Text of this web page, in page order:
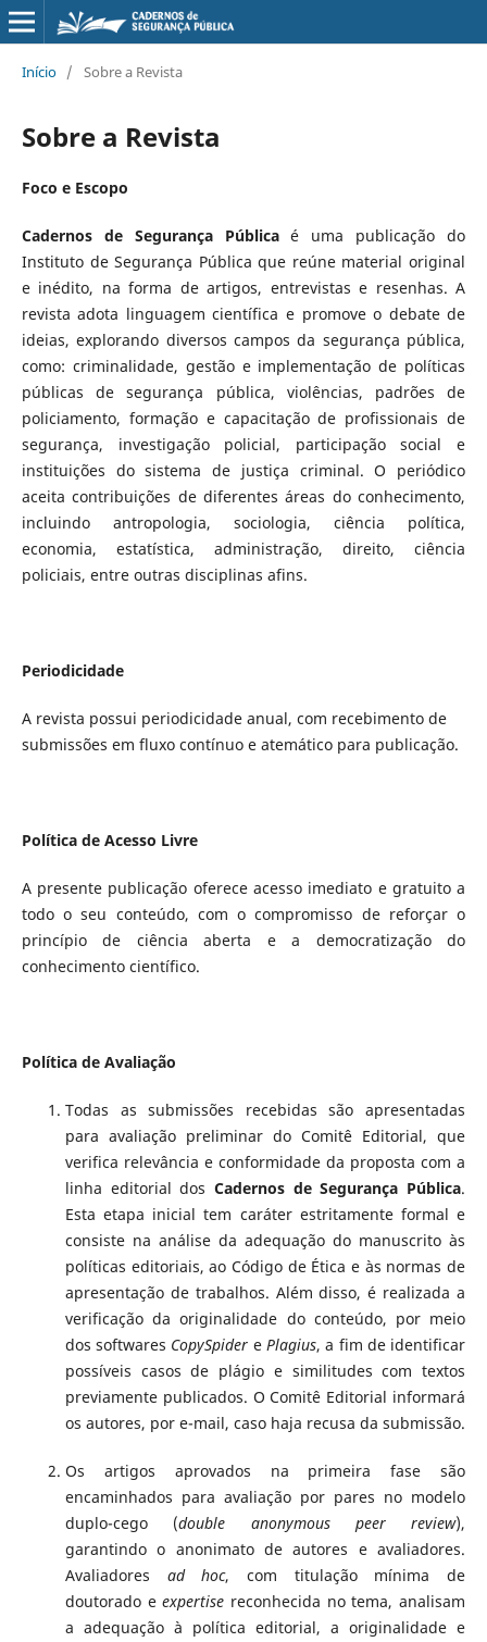
Início / Sobre a Revista
Sobre a Revista
Foco e Escopo
Cadernos de Segurança Públicaé uma publicação do
Instituto de Segurança Pública que reúne material original
e inédito, na forma de artigos, entrevistas e resenhas. A
revista adota linguagem científica e promove o debate de
ideias, explorando diversos campos da segurança pública,
como: criminalidade, gestão e implementação de políticas
públicas de segurança pública, violências, padrões de
policiamento, formação e capacitação de profissionais de
segurança, investigação policial, participação social e
instituições do sistema de justiça criminal. O periódico
aceita contribuições de diferentes áreas do conhecimento,
incluindo antropologia, sociologia, ciência política,
economia, estatística, administração, direito, ciência
policiais, entre outras disciplinas afins.
Periodicidade
A revista possui periodicidade anual, com recebimento de
submissões em fluxo contínuo e atemático para publicação.
Política de Acesso Livre
A presente publicação oferece acesso imediato e gratuito a
todo o seu conteúdo, com o compromisso de reforçar o
princípio de ciência aberta e a democratização do
conhecimento científico.
Política de Avaliação
Todas as submissões recebidas são apresentadas
para avaliação preliminar do Comitê Editorial, que
verifica relevância e conformidade da proposta com a
linha editorial dos Cadernos de Segurança Pública.
Esta etapa inicial tem caráter estritamente formal e
consiste na análise da adequação do manuscrito às
políticas editoriais, ao Código de Ética e às normas de
apresentação de trabalhos. Além disso, é realizada a
verificação da originalidade do conteúdo, por meio
dos softwares CopySpider e Plagius, a fim de identificar
possíveis casos de plágio e similitudes com textos
previamente publicados. O Comitê Editorial informará
os autores, por e-mail, caso haja recusa da submissão.
Os artigos aprovados na primeira fase são
encaminhados para avaliação por pares no modelo
duplo-cego (double anonymous peer review),
garantindo o anonimato de autores e avaliadores.
Avaliadores ad hoc, com titulação mínima de
doutorado eexpertise reconhecida no tema, analisam
a adequação à política editorial, a originalidade e